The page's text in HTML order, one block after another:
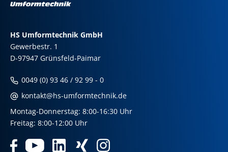
HS Umformtechnik GmbH
Gewerbestr. 1
D-97947 Grünsfeld-Paimar
0049 (0) 93 46 / 92 99 - 0
kontakt@hs-umformtechnik.de
Montag-Donnerstag: 8:00-16:30 Uhr
Freitag: 8:00-12:00 Uhr